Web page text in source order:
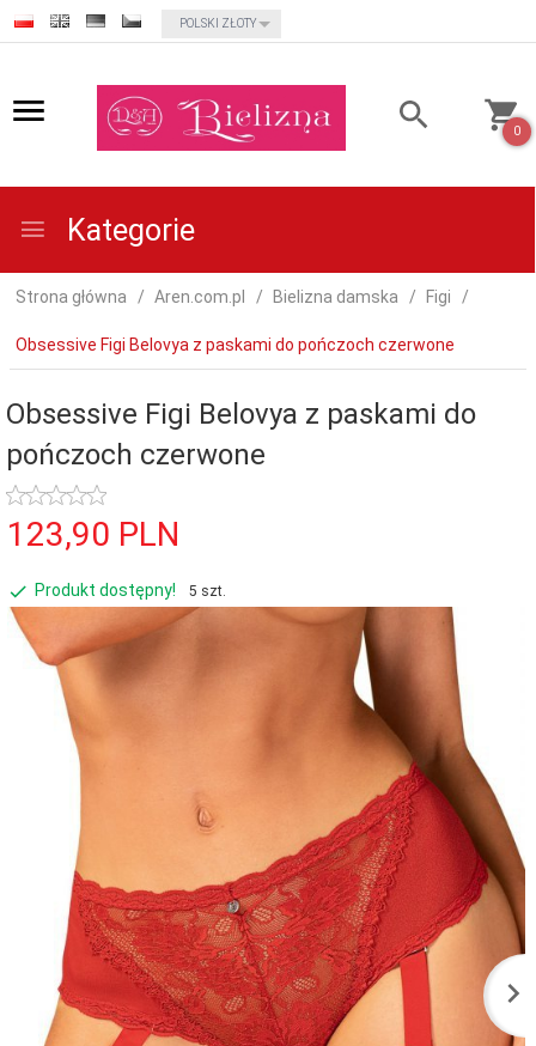
currency_h
POLSKI ZŁOTY
0
Kategorie
Strona główna Aren.com.pl Bielizna damska Figi
Obsessive Figi Belovya z paskami do pończoch czerwone
Obsessive Figi Belovya z paskami do
pończoch czerwone
123,90 PLN
Produkt dostępny! 5 szt.